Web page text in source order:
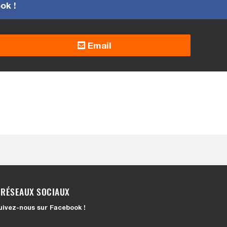
!
Email
RÉSEAUX SOCIAUX
nous sur Facebook !